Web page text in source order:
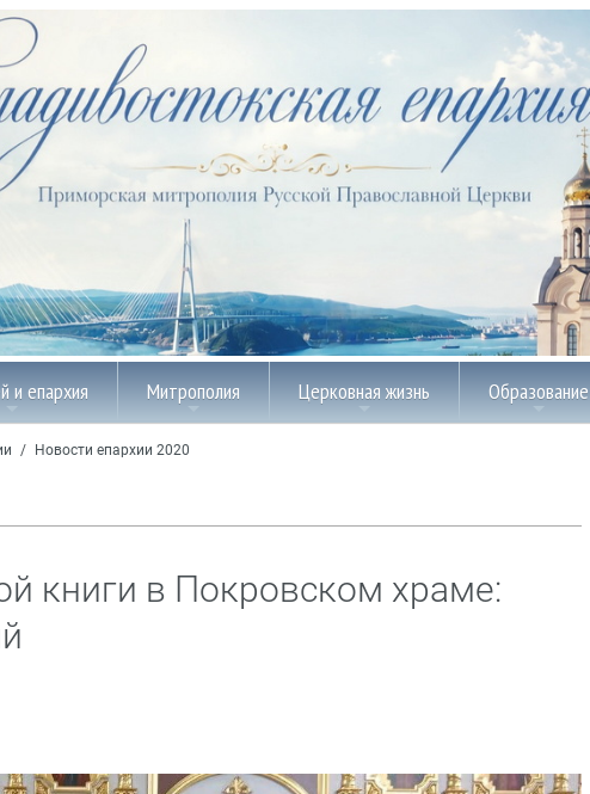
и епархия Митрополия Церковная жизнь Образование
/ Новости епархии 2020
книги в Покровском храме: